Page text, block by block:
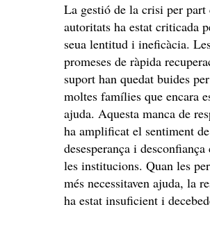
La gestió de la crisi per part
autoritats ha estat criticada
seua lentitud i ineficàcia.
promeses de ràpida
suport han quedat buides
moltes famílies que encara
ajuda. Aquesta manca de
ha amplificat el sentiment de
desesperança i desconfiança
les institucions. Quan les
més necessitaven ajuda, la
ha estat insuficient i